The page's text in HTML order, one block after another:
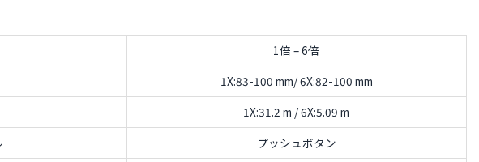
1倍 – 6倍
1X:83-100 mm/ 6X:82-100 mm
1X:31.2 m / 6X:5.09 m
プッシュボタン